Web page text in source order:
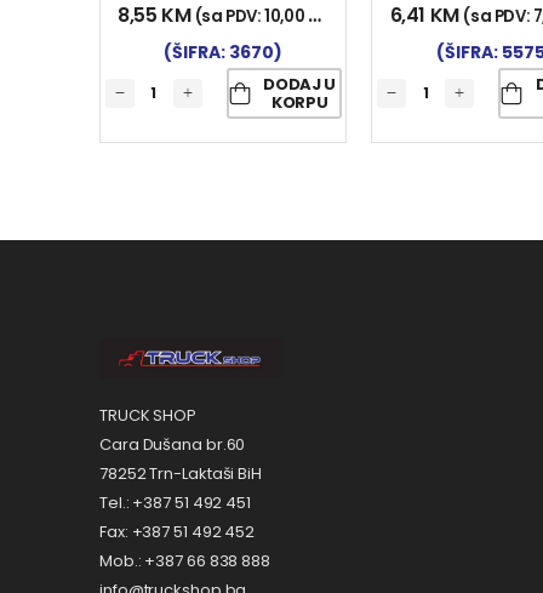
8,55 KM (sa PDV:10,00 KM
(ŠIFRA: 3670)
DODAJ U
KORPU
6,41 KM (sa PDV:
(ŠIFRA:
TRUCK SHOP
Cara Dušana br.60
78252 Trn-Laktaši BiH
Tel.: +387 51 492 451
Fax: +387 51 492 452
Mob.: +387 66 838 888